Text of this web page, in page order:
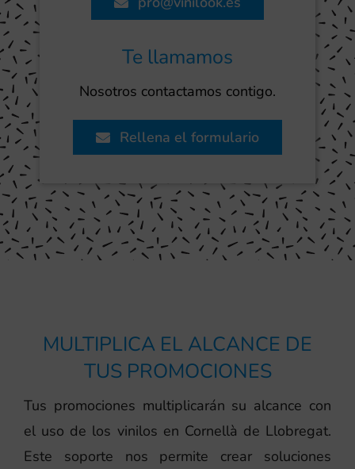
Te llamamos
Nosotros contactamos contigo.
Rellena el formulario
MULTIPLICA EL ALCANCE DE
TUS PROMOCIONES
Tus promociones multiplicarán su alcance con
el uso de los vinilos en Cornellà de Llobregat.
Este soporte nos permite crear soluciones